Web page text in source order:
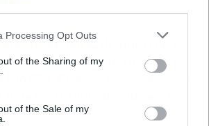
Processing Opt Outs
of the Sharing of my
of the Sale of my
le siguen Will Smith (4º),
Johnny Depp (6º) o
(7º). El actor español mejor